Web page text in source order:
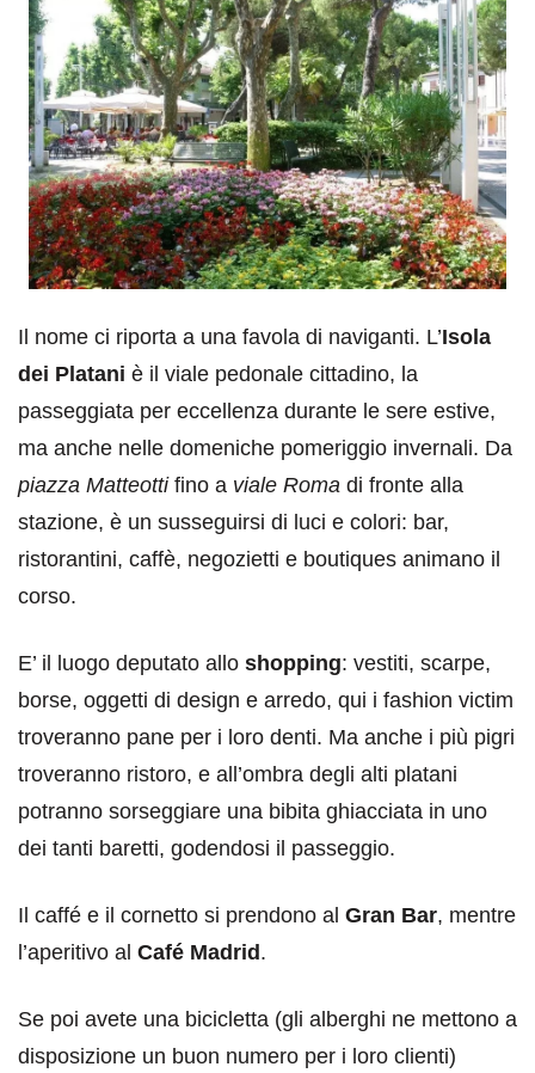
Il nome ci riporta a una favola di naviganti. L’Isola
dei Platani è il viale pedonale cittadino, la
passeggiata per eccellenza durante le sere estive,
ma anche nelle domeniche pomeriggio invernali. Da
piazza Matteottifino a viale Roma di fronte alla
stazione, è un susseguirsi di luci e colori: bar,
ristorantini, caffè, negozietti e boutiques animano il
corso.
E’ il luogo deputato allo shopping: vestiti, scarpe,
borse, oggetti di design e arredo, qui i fashion victim
troveranno pane per i loro denti. Ma anche i più pigri
troveranno ristoro, e all’ombra degli alti platani
potranno sorseggiare una bibita ghiacciata in uno
dei tanti baretti, godendosi il passeggio.
Il caffé e il cornetto si prendono al Gran Bar, mentre
l’aperitivo al Café Madrid .
Se poi avete una bicicletta (gli alberghi ne mettono a
disposizione un buon numero per i loro clienti)